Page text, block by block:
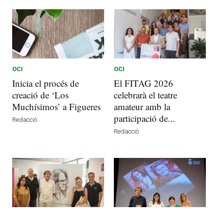
OCI
Inicia el procés de
creació de ‘Los
Muchísimos’ a Figueres
Redacció
OCI
El FITAG 2026
celebrarà el teatre
amateur amb la
participació de...
Redacció